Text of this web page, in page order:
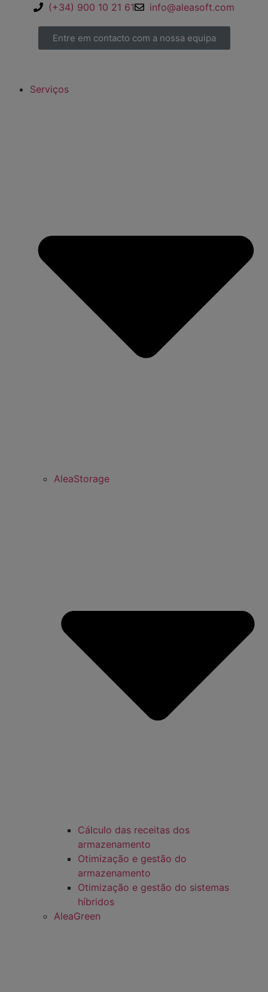
(+34) 900 10 21 61 info@aleasoft.com
Entre em contacto com a nossa equipa
Serviços
AleaStorage
Cálculo das receitas dos
armazenamento
Otimização e gestão do
armazenamento
Otimização e gestão do sistemas
híbridos
AleaGreen